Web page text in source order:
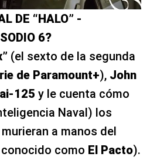
DE “HALO” -
6?
(el sexto de la segunda
de Paramount+), John
125 y le cuenta cómo
Naval) los
a manos del
como El Pacto).